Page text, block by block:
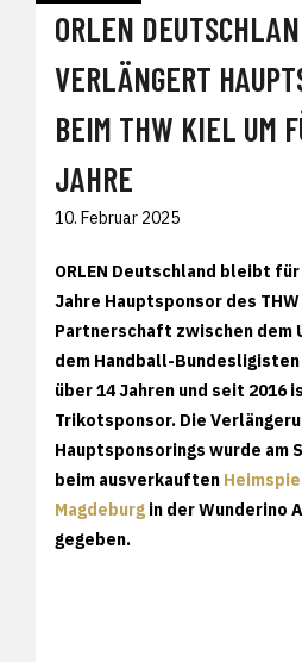
ORLEN
VERLÄNGERT
BEIM THW KIEL UM
JAHRE
10. Februar 2025
ORLEN Deutschland bleibt
Jahre Hauptsponsor des
Partnerschaft zwischen dem
dem Handball-
über 14 Jahren und seit 2016
Trikotsponsor. Die
Hauptsponsorings wurde am
beim ausverkauften
Magdeburg in der Wunderino
gegeben.